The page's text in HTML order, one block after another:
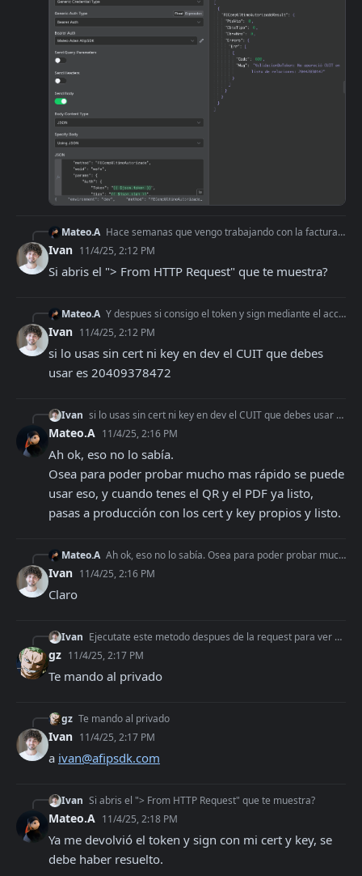
Mateo.A Hace semanas que vengo trabajando con la facturación y por alguna razón ahora me pide también que mande el access token aún en test y no me permite usar mas mi
Ivan 11/4/25, 2:12 PM
Si abris el "> From HTTP Request" que te muestra?
Mateo.A Y despues si consigo el token y sign mediante el access token (sin usar el cert y key propio) me da el error este 600. Hace literalmente días me funcionaba todo
Ivan 11/4/25, 2:12 PM
si lo usas sin cert ni key en dev el CUIT que debes
usar es 20409378472
Ivan si lo usas sin cert ni key en dev el CUIT que debes usar es 20409378472
Mateo.A 11/4/25, 2:16 PM
Ah ok, eso no lo sabía.
Osea para poder probar mucho mas rápido se puede
usar eso, y cuando tenes el QR y el PDF ya listo,
pasas a producción con los cert y key propios y listo.
Mateo.A Ah ok, eso no lo sabía. Osea para poder probar mucho mas rápido se puede usar eso, y cuando tenes el QR y el PDF ya listo, pasas a producción con los cert y key
Ivan 11/4/25, 2:16 PM
Claro
Ivan Ejecutate este metodo despues de la request para ver que datos se estan enviando y recibiendo https://docs.afipsdk.com/recursos/otros-metodos-utiles#obtener-xml
gz 11/4/25, 2:17 PM
Te mando al privado
gz Te mando al privado
Ivan 11/4/25, 2:17 PM
a ivan@afipsdk.com
Ivan Si abris el "> From HTTP Request" que te muestra?
Mateo.A 11/4/25, 2:18 PM
Ya me devolvió el token y sign con mi cert y key, se
debe haber resuelto.